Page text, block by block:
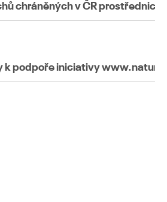
chráněných v ČR
k podpoře iniciativy